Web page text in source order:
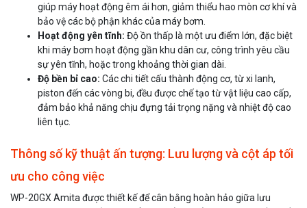
giúp máy hoạt động êm ái hơn, giảm thiểu hao mòn cơ khí và
bảo vệ các bộ phận khác của máy bơm.
Hoạt động yên tĩnh: Độ ồn thấp là một ưu điểm lớn, đặc biệt
khi máy bơm hoạt động gần khu dân cư, công trình yêu cầu
sự yên tĩnh, hoặc trong khoảng thời gian dài.
Độ bền bỉ cao: Các chi tiết cấu thành động cơ, từ xi lanh,
piston đến các vòng bi, đều được chế tạo từ vật liệu cao cấp,
đảm bảo khả năng chịu đựng tải trọng nặng và nhiệt độ cao
liên tục.
Thông số kỹ thuật ấn tượng: Lưu lượng và cột áp tối
ưu cho công việc
WP-20GX Amita được thiết kế để cân bằng hoàn hảo giữa lưu